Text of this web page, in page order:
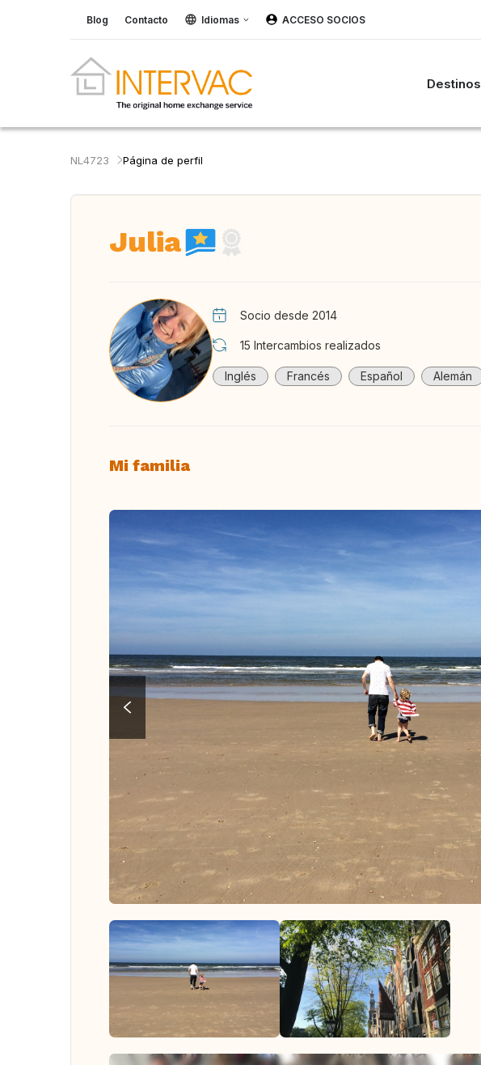
Blog Contacto Idiomas ACCESO SOCIOS
Destinos
NL4723 Página de perfil
Julia
Socio desde 2014
15 Intercambios realizados
Inglés Francés Español Alemán
Mi familia